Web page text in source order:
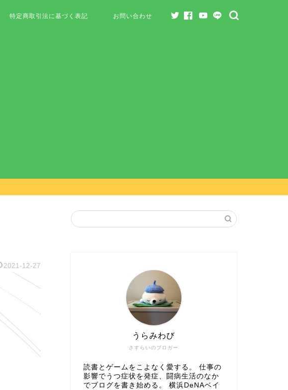
特定商取引法に基づく表記 お問い合わせ
2021-12-27
さすらいのブロガー
うらみわび
読書とゲームをこよなく愛する。 仕事の
影響でうつ症状を発症、闘病生活のなか
でブログを書き始める。 横浜DeNAベイ